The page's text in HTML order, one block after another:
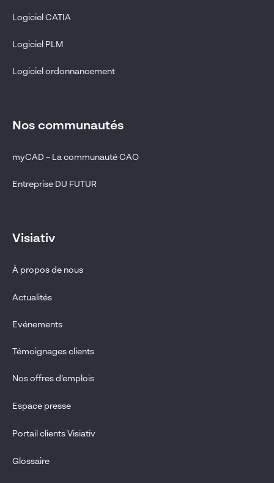
Logiciel CATIA
Logiciel PLM
Logiciel ordonnancement
Nos communautés
myCAD – La communauté CAO
Entreprise DU FUTUR
Visiativ
À propos de nous
Actualités
Evénements
Témoignages clients
Nos offres d’emplois
Espace presse
Portail clients Visiativ
Glossaire